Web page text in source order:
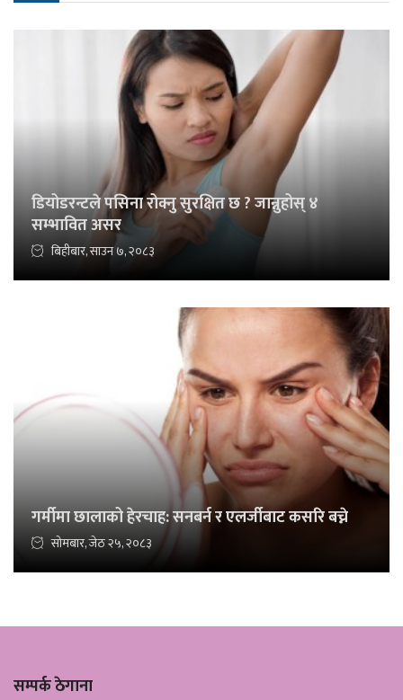
डियोडरन्टले पसिना रोक्नु सुरक्षित छ ? जान्नुहोस् ४
सम्भावित असर
बिहीबार, साउन ७, २०८३
गर्मीमा छालाको हेरचाह: सनबर्न र एलर्जीबाट कसरि बच्ने
सोमबार, जेठ २५, २०८३
सम्पर्क ठेगाना